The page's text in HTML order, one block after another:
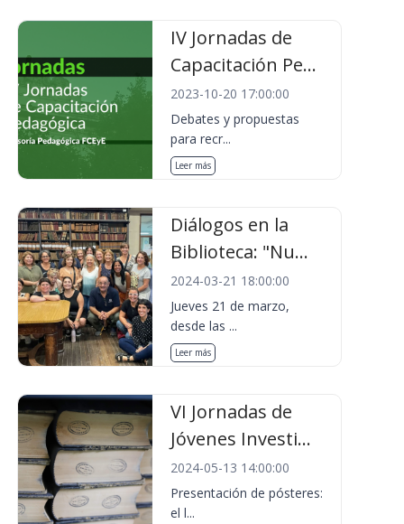
IV Jornadas de
Capacitación Pe...
2023-10-20 17:00:00
Debates y propuestas
para recr...
Leer más
Diálogos en la
Biblioteca: "Nu...
2024-03-21 18:00:00
Jueves 21 de marzo,
desde las ...
Leer más
VI Jornadas de
Jóvenes Investi...
2024-05-13 14:00:00
Presentación de pósteres:
el l...